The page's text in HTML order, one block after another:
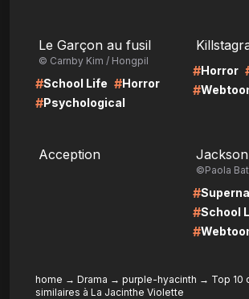
Le Garçon au fusil
© Carnby Kim / Hongpil
#School Life #Horror
#Psychological
#Horror
#
Acception
©Paola
#
#School
#
home → Drama → purple-hyacinth → Top 10
similaires à La Jacinthe Violette